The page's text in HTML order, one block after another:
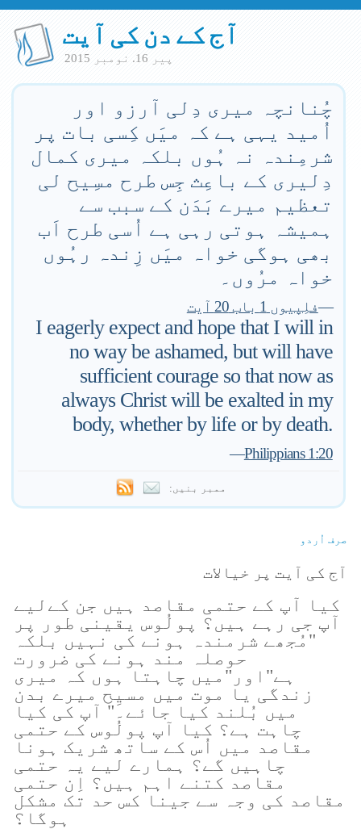
آج کے دن کی آیت
پير 16. نومبر 2015
چُنانچہ میری دِلی آرزو اور
اُمید یہی ہے کہ میَں کِسی بات پر
شرمِندہ نہ ہُوں بلکہ میری کمال
دِلیری کے باعِث جِس طرح مسِیح لی
تعظیم میرے بَدَن کے سبب سے
ہمیشہ ہوتی رہی ہے اُسی طرح اَب
بھی ہوگی خواہ میَں زِندہ رہُوں
خواہ مرُوں۔
—فلِپیوں 1 باب 20 آیت
I eagerly expect and hope that I will in
no way be ashamed, but will have
sufficient courage so that now as
always Christ will be exalted in my
body, whether by life or by death.
—Philippians 1:20
ممبر بنیں:
صرف اُردو
آج کی آیت پر خیالات
کیا آپ کے حتمی مقاصد ہیں جن کےلیے
آپ جی رہے ہیں؟ پولُوس یقینی طور پر
"مُجھے شرمندہ ہونے کی نہیں بلکہ
حوصلہ مند ہونے کی ضرورت
ہے"اور"میں چاہتا ہوں کہ میری
زندگی یا موت میں مسیِح میرے بدن
میں بُلند کیا جائے۔" آپ کی کیا
چاہت ہے؟ کیا آپ پولُوس کے حتمی
مقاصد میں اُس کے ساتھ شریک ہونا
چاہیں گے؟ ہمارے لیے یہ حتمی
مقاصد کتنے اہم ہیں؟ اِن حتمی
مقاصد کی وجہ سے جینا کس حد تک مشکل
ہوگا؟